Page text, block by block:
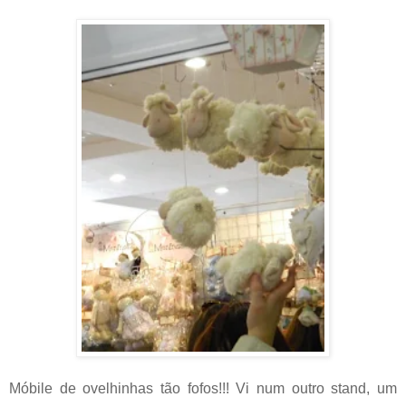
Móbile de ovelhinhas tão fofos!!! Vi num outro stand, um